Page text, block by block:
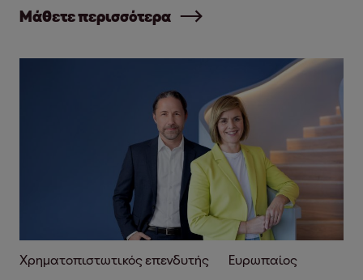
Μάθετε περισσότερα
Χρηματοπιστωτικός επενδυτής Ευρωπαίος